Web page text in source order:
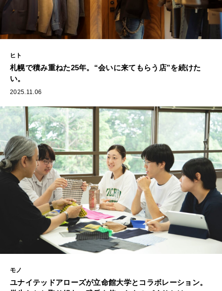
ヒト
札幌で積み重ねた25年。“会いに来てもらう店”を続けた
い。
2025.11.06
モノ
ユナイテッドアローズが立命館大学とコラボレーション。